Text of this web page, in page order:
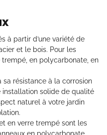
à partir d’une variété de
et le bois. Pour les
en polycarbonate, en
sa résistance à la corrosion
installation solide de qualité
naturel à votre jardin
en verre trempé sont les